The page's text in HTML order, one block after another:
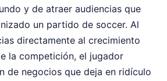
y de atraer audiencias que
un partido de soccer. Al
directamente al crecimiento
la competición, el jugador
de negocios que deja en ridículo